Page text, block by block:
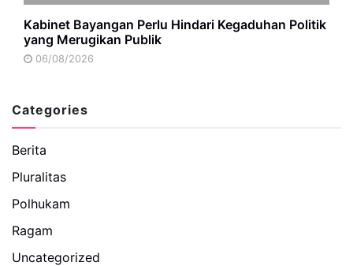
Kabinet Bayangan Perlu Hindari Kegaduhan Politik
yang Merugikan Publik
06/08/2026
Categories
Berita
Pluralitas
Polhukam
Ragam
Uncategorized